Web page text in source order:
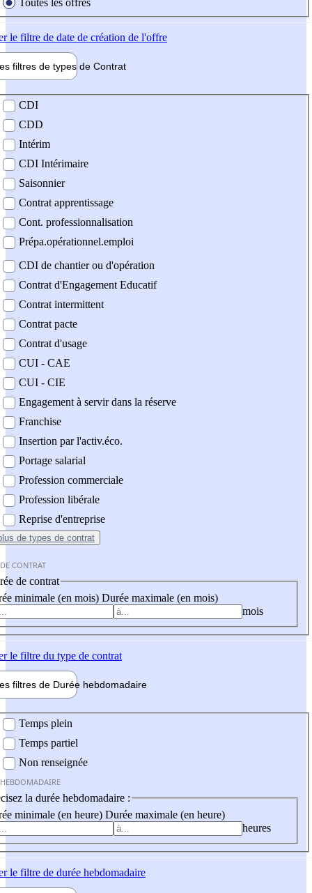
le filtre de date de création de l'offre
filtres de types de Contrat
contrat
CDI
CDD
Intérim
CDI Intérimaire
Saisonnier
Contrat apprentissage
Cont. professionnalisation
Prépa.opérationnel.emploi
CDI de chantier ou d'opération
Contrat d'Engagement Educatif
Contrat intermittent
Contrat pacte
Contrat d'usage
CUI - CAE
CUI - CIE
Engagement à servir dans la réserve
Franchise
Insertion par l'activ.éco.
Portage salarial
Profession commerciale
Profession libérale
Reprise d'entreprise
de types de contrat
CONTRAT
de contrat
minimale (en mois) Durée maximale (en mois)
mois
le filtre du type de contrat
filtres de Durée hebdomadaire
Temps plein
Temps partiel
Non renseignée
la durée hebdomadaire :
minimale (en heure) Durée maximale (en heure)
heures
le filtre de durée hebdomadaire